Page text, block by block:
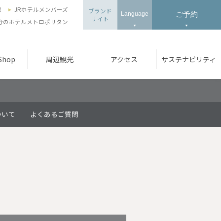
周辺観光 アクセス サステナビリティ
JRホテルメンバーズ
のホテルメトロポリタン
ブランド
サイト
Language ご予約
て よくあるご質問